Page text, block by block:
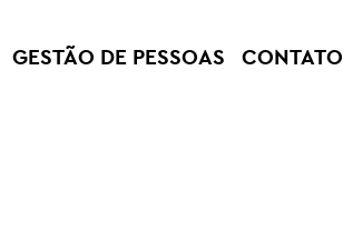
GESTÃO DE PESSOAS CONTATO